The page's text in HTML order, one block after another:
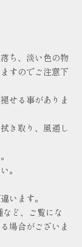
ち、淡い色の物
すのでご注意下
せる事がありま
き取り、風通し
。
います。
ど、ご覧にな
場合がございま